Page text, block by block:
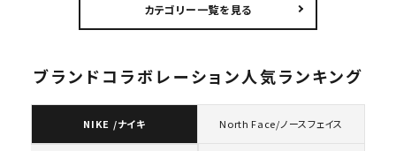
ネイビー 紺
カテゴリー一覧を見る
ブランドコラボレーション人気ランキング
NIKE /ナイキ North Face/ノースフェイス